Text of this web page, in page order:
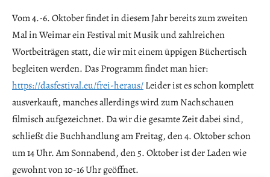
Vom 4.-6. Oktober findet in diesem Jahr bereits zum zweiten
Mal in Weimar ein Festival mit Musik und zahlreichen
Wortbeiträgen statt, die wir mit einem üppigen Büchertisch
begleiten werden. Das Programm findet man hier:
https://dasfestival.eu/frei-heraus/Leider ist es schon komplett
ausverkauft, manches allerdings wird zum Nachschauen
filmisch aufgezeichnet. Da wir die gesamte Zeit dabei sind,
schließt die Buchhandlung am Freitag, den 4. Oktober schon
um 14 Uhr. Am Sonnabend, den 5. Oktober ist der Laden wie
gewohnt von 10-16 Uhr geöffnet.